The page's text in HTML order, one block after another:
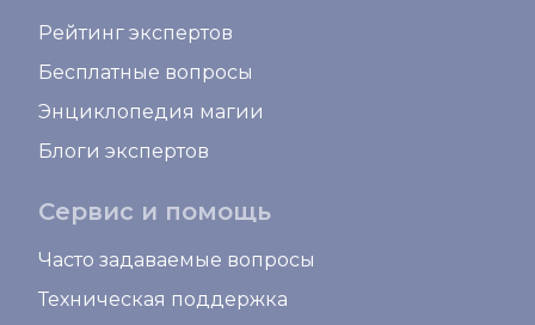
Рейтинг экспертов
Бесплатные вопросы
Энциклопедия магии
Блоги экспертов
Сервис и помощь
Часто задаваемые вопросы
Техническая поддержка